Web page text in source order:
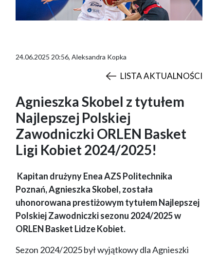
24.06.2025 20:56, Aleksandra Kopka
LISTA AKTUALNOŚCI
Agnieszka Skobel z tytułem
Najlepszej Polskiej
Zawodniczki ORLEN Basket
Ligi Kobiet 2024/2025!
Kapitan drużyny Enea AZS Politechnika
Poznań, Agnieszka Skobel, została
uhonorowana prestiżowym tytułem Najlepszej
Polskiej Zawodniczki sezonu 2024/2025 w
ORLEN Basket Lidze Kobiet.
Sezon 2024/2025 był wyjątkowy dla Agnieszki